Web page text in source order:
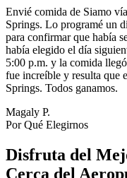
Envié comida de Siamo
Springs. Lo programé un
para confirmar que había
había elegido el día
5:00 p.m. y la comida
fue increíble y resulta que
Springs. Todos ganamos.
Magaly P.
Por Qué Elegirnos
Disfruta del
Cerca del